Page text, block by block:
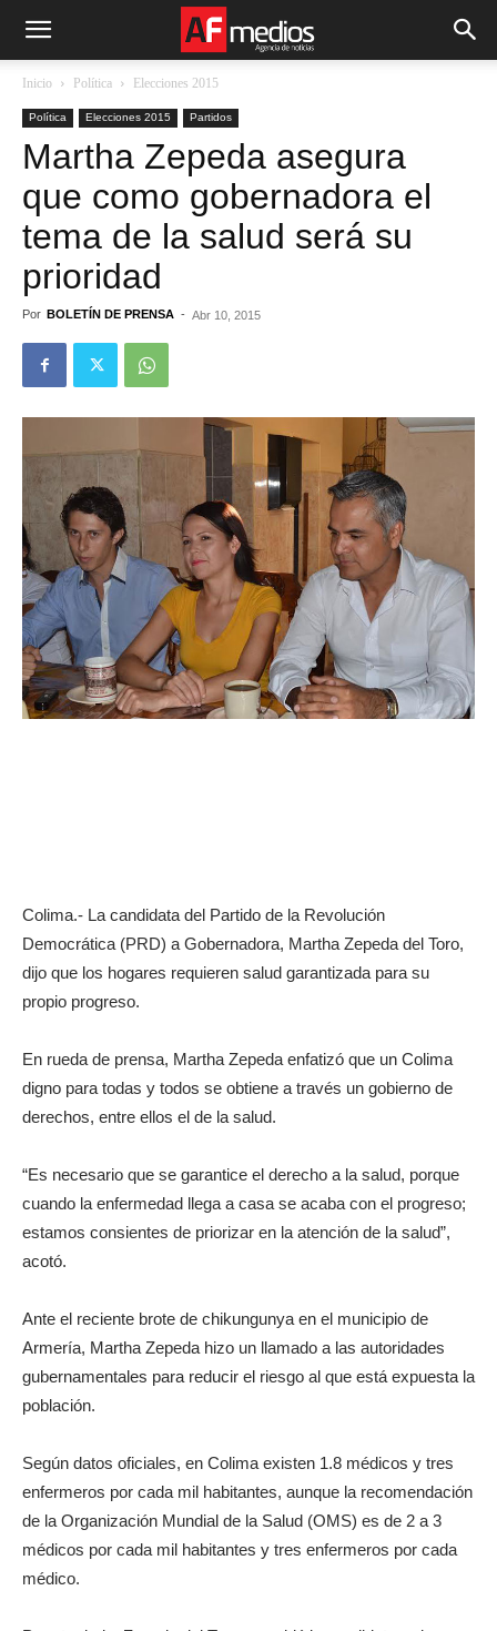
Inicio Política Elecciones 2015
Política Elecciones 2015 Partidos
Martha Zepeda asegura
que como gobernadora el
tema de la salud será su
prioridad
Por BOLETÍN DE PRENSA - Abr 10, 2015
Colima.- La candidata del Partido de la Revolución
Democrática (PRD) a Gobernadora, Martha Zepeda del Toro,
dijo que los hogares requieren salud garantizada para su
propio progreso.
En rueda de prensa, Martha Zepeda enfatizó que un Colima
digno para todas y todos se obtiene a través un gobierno de
derechos, entre ellos el de la salud.
“Es necesario que se garantice el derecho a la salud, porque
cuando la enfermedad llega a casa se acaba con el progreso;
estamos consientes de priorizar en la atención de la salud”,
acotó.
Ante el reciente brote de chikungunya en el municipio de
Armería, Martha Zepeda hizo un llamado a las autoridades
gubernamentales para reducir el riesgo al que está expuesta la
población.
Según datos oficiales, en Colima existen 1.8 médicos y tres
enfermeros por cada mil habitantes, aunque la recomendación
de la Organización Mundial de la Salud (OMS) es de 2 a 3
médicos por cada mil habitantes y tres enfermeros por cada
médico.